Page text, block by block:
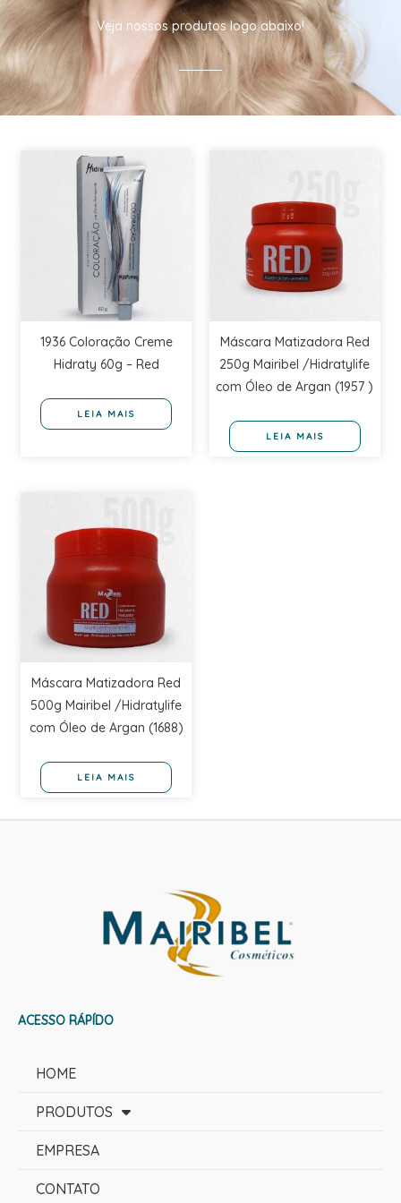
Veja nossos produtos logo abaixo!
1936 Coloração Creme
Hidraty 60g – Red
LEIA MAIS
Máscara Matizadora Red
250g Mairibel /Hidratylife
com Óleo de Argan (1957 )
LEIA MAIS
Máscara Matizadora Red
500g Mairibel /Hidratylife
com Óleo de Argan (1688)
LEIA MAIS
ACESSO RÁPÍDO
HOME
PRODUTOS
EMPRESA
CONTATO